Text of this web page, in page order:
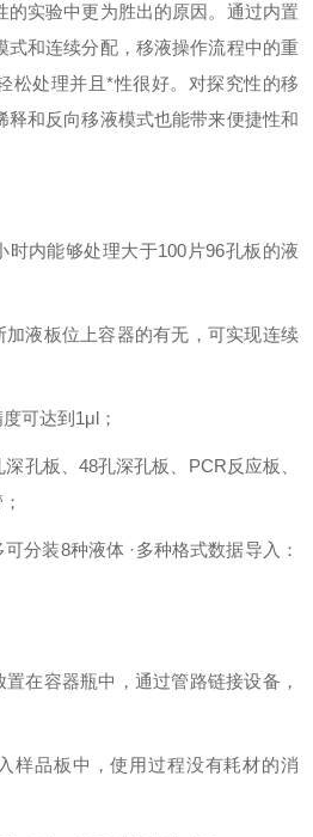
的实验中更为胜出的原因。通过内置
式和连续分配，移液操作流程中的重
松处理并且*性很好。对探究性的移
释和反向移液模式也能带来便捷性和
内能够处理大于100片96孔板的液
液板位上容器的有无，可实现连续
可达到1μl；
板、48孔深孔板、PCR反应板、
装8种液体 ·多种格式数据导入：
容器瓶中，通过管路链接设备，
品板中，使用过程没有耗材的消